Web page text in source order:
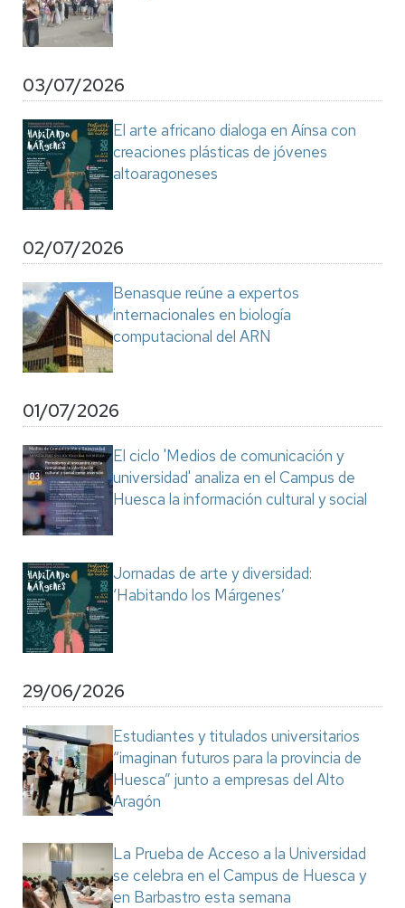
03/07/2026
El arte africano dialoga en Aínsa con
creaciones plásticas de jóvenes
altoaragoneses
02/07/2026
Benasque reúne a expertos
internacionales en biología
computacional del ARN
01/07/2026
El ciclo 'Medios de comunicación y
universidad' analiza en el Campus de
Huesca la información cultural y social
Jornadas de arte y diversidad:
‘Habitando los Márgenes’
29/06/2026
Estudiantes y titulados universitarios
“imaginan futuros para la provincia de
Huesca” junto a empresas del Alto
Aragón
La Prueba de Acceso a la Universidad
se celebra en el Campus de Huesca y
en Barbastro esta semana